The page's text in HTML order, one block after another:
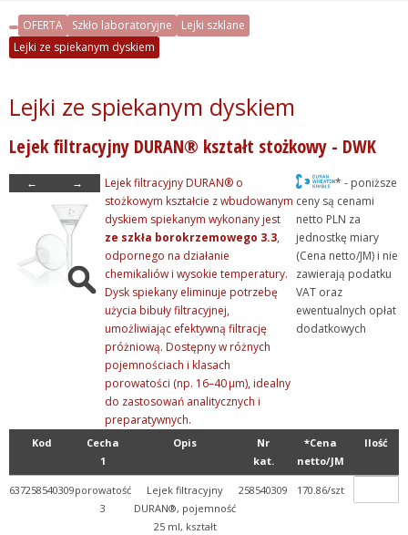
+ Pipetowanie i dawkowani...
+ Plastiki laboratoryjne
+ Rury, pręty, kapilary ...
+ Szkło kwarcowe
- Szkło laboratoryjne
+ Aparaty szklane laborat...
+ Butle i butelki szklane
+ Chłodnice i kolumny
+ Detergenty
+ Eksykatory i dzwony szk...
+ Fiolki szklane (wialki)
+ Krystalizatory, parowni...
+ Lejki karbowane
+ Lejki szybkosączące
+ Lejki z krótka stopką
OFERTA Szkło laboratoryjne
Lejki szklane
Lejki ze spiekanym dyskiem
Lejki ze spiekanym dyskiem
Lejek filtracyjny DURAN® kształt stożkowy - DWK
← →
Lejek filtracyjny DURAN® o
stożkowym kształcie z wbudowanym
dyskiem spiekanym wykonany jest
ze szkła borokrzemowego 3.3,
odpornego na działanie
chemikaliów i wysokie temperatury.
Dysk spiekany eliminuje potrzebę
użycia bibuły filtracyjnej,
umożliwiając efektywną filtrację
próżniową. Dostępny w różnych
pojemnościach i klasach
porowatości (np. 16–40 μm), idealny
do zastosowań analitycznych i
preparatywnych.
* - poniższe
ceny są cenami
netto PLN za
jednostkę miary
(Cena netto/JM) i nie
zawierają podatku
VAT oraz
ewentualnych opłat
dodatkowych
Kod
Cecha
1
Opis
Nr
kat.
*Cena
netto/JM
Ilość
637258540309porowatość
3
Lejek filtracyjny
DURAN®, pojemność
25 ml, kształt
258540309 170.86/szt